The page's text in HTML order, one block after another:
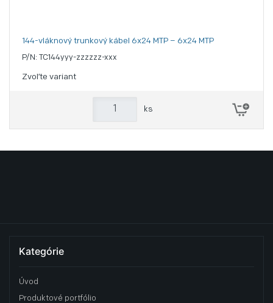
144-vláknový trunkový kábel 6x24 MTP – 6x24 MTP
P/N: TC144yyy-zzzzzz-xxx
Zvoľte variant
ks
Kategórie
Úvod
Produktové portfólio